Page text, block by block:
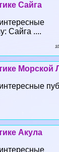
Сайга
Сайга ....
Морской
Акула